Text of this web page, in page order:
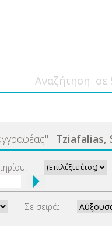
" : Tziafalias,
Σε σειρά: